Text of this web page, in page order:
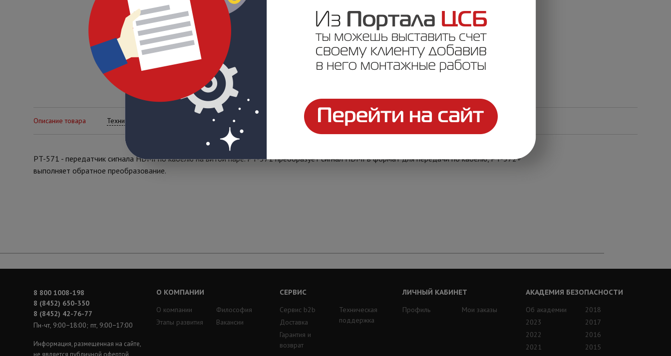
Описание товара Технические характеристики
PT-571 - передатчик сигнала HDMI по кабелю на витой паре. PT-571 преобразует сигнал HDMI в формат для передачи по кабелю, PT-572+
выполняет обратное преобразование.
8 800 1008-198
8 (8452) 650-350
8 (8452) 42-76-77
Пн-чт, 9:00−18:00; пт, 9:00−17:00
Информация, размещенная на сайте,
не является публичной офертой
О КОМПАНИИ
О компании
Этапы развития
Философия
Вакансии
СЕРВИС
Сервис b2b
Доставка
Гарантия и
возврат
Техническая
поддержка
ЛИЧНЫЙ КАБИНЕТ
Профиль
Мои заказы
АКАДЕМИЯ БЕЗОПАСНОСТИ
Об академии
2023
2022
2021
2018
2017
2016
2015